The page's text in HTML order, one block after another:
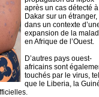
après un cas détecté à
Dakar sur un étranger,
dans un contexte
expansion de la
en Afrique de l’Ouest.
D’autres pays ouest-
africains sont
touchés par le virus,
que le Liberia, la